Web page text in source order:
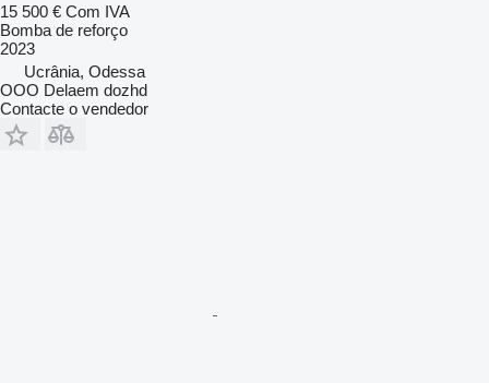
15 500 € Com IVA
Bomba de reforço
2023
Ucrânia, Odessa
OOO Delaem dozhd
Contacte o vendedor